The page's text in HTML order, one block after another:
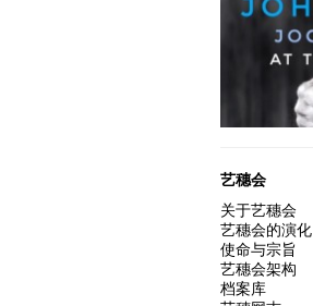
艺穗会
关于艺穗会
艺穗会的演化
使命与宗旨
艺穗会架构
档案库